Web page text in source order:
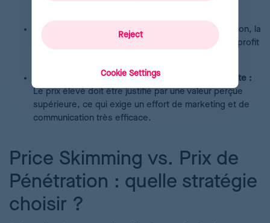
Limite le volume des ventes initiales :
Par définition, la
stratégie sacrifie le volume des ventes initiales au profit
Nécessite une communication de valeur puissante :
Le prix élevé doit être justifié par une valeur perçue
supérieure, ce qui exige un effort de marketing et de
communication très efficace.
Price Skimming vs. Prix de
Pénétration : quelle stratégie
choisir ?
Reject
Cookie Settings